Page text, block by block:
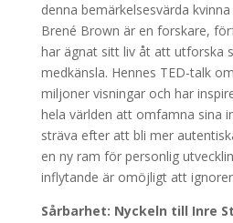
denna bemärkelsesvärda
Brené Brown är en forskare,
har ägnat sitt liv åt att utforska
medkänsla. Hennes TED-talk
miljoner visningar och har
hela världen att omfamna sina
sträva efter att bli mer
en ny ram för personlig
inflytande är omöjligt att
Sårbarhet: Nyckeln till Inre